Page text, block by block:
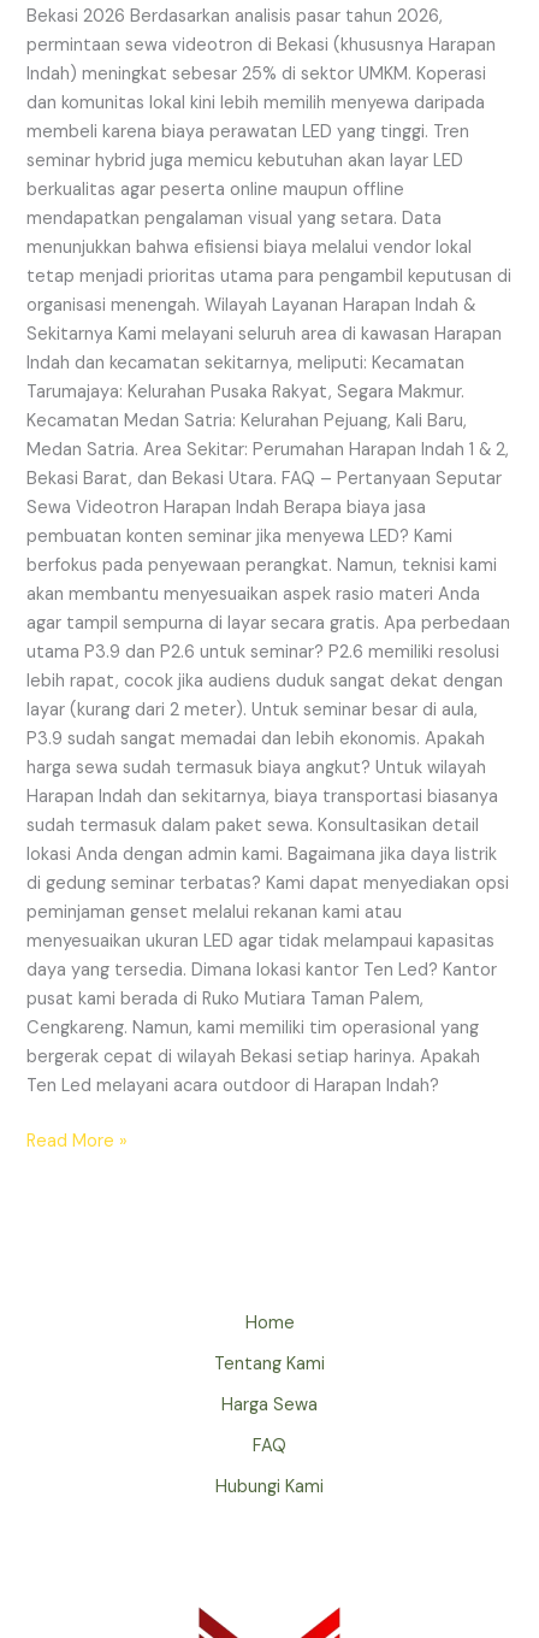
Bekasi 2026 Berdasarkan analisis pasar tahun 2026,
permintaan sewa videotron di Bekasi (khususnya Harapan
Indah) meningkat sebesar 25% di sektor UMKM. Koperasi
dan komunitas lokal kini lebih memilih menyewa daripada
membeli karena biaya perawatan LED yang tinggi. Tren
seminar hybrid juga memicu kebutuhan akan layar LED
berkualitas agar peserta online maupun offline
mendapatkan pengalaman visual yang setara. Data
menunjukkan bahwa efisiensi biaya melalui vendor lokal
tetap menjadi prioritas utama para pengambil keputusan di
organisasi menengah. Wilayah Layanan Harapan Indah &
Sekitarnya Kami melayani seluruh area di kawasan Harapan
Indah dan kecamatan sekitarnya, meliputi: Kecamatan
Tarumajaya: Kelurahan Pusaka Rakyat, Segara Makmur.
Kecamatan Medan Satria: Kelurahan Pejuang, Kali Baru,
Medan Satria. Area Sekitar: Perumahan Harapan Indah 1 & 2,
Bekasi Barat, dan Bekasi Utara. FAQ – Pertanyaan Seputar
Sewa Videotron Harapan Indah Berapa biaya jasa
pembuatan konten seminar jika menyewa LED? Kami
berfokus pada penyewaan perangkat. Namun, teknisi kami
akan membantu menyesuaikan aspek rasio materi Anda
agar tampil sempurna di layar secara gratis. Apa perbedaan
utama P3.9 dan P2.6 untuk seminar? P2.6 memiliki resolusi
lebih rapat, cocok jika audiens duduk sangat dekat dengan
layar (kurang dari 2 meter). Untuk seminar besar di aula,
P3.9 sudah sangat memadai dan lebih ekonomis. Apakah
harga sewa sudah termasuk biaya angkut? Untuk wilayah
Harapan Indah dan sekitarnya, biaya transportasi biasanya
sudah termasuk dalam paket sewa. Konsultasikan detail
lokasi Anda dengan admin kami. Bagaimana jika daya listrik
di gedung seminar terbatas? Kami dapat menyediakan opsi
peminjaman genset melalui rekanan kami atau
menyesuaikan ukuran LED agar tidak melampaui kapasitas
daya yang tersedia. Dimana lokasi kantor Ten Led? Kantor
pusat kami berada di Ruko Mutiara Taman Palem,
Cengkareng. Namun, kami memiliki tim operasional yang
bergerak cepat di wilayah Bekasi setiap harinya. Apakah
Ten Led melayani acara outdoor di Harapan Indah?
Read More »
Home
Tentang Kami
Harga Sewa
FAQ
Hubungi Kami